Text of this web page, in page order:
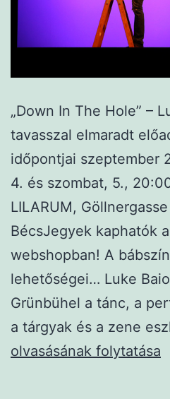
„Down In The Hole” –
tavasszal elmaradt
időpontjai szeptember
4. és szombat, 5.,
LILARUM,
BécsJegyek kaphatók
webshopban! A
lehetőségei… Luke
Grünbühel a tánc, a
a tárgyak és a zene
olvasásának folytatása